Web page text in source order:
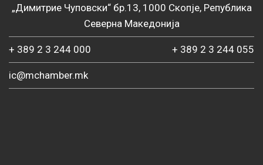
„Димитрие Чуповски“ бр.13, 1000 Скопје, Република
Северна Македонија
+ 389 2 3 244 000 + 389 2 3 244 055
ic@mchamber.mk